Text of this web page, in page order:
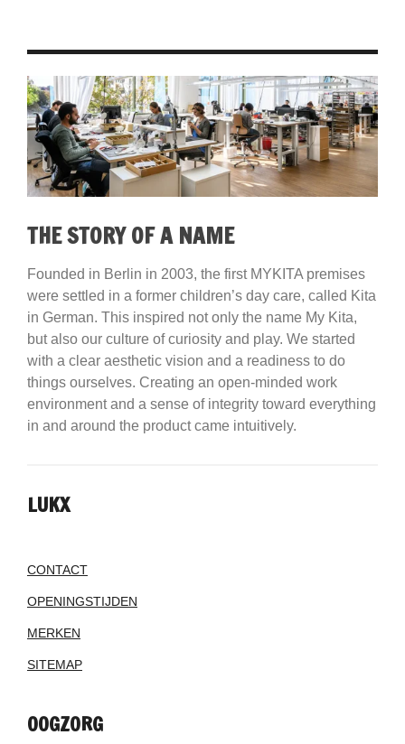
THE STORY OF A NAME
Founded in Berlin in 2003, the first MYKITA premises
were settled in a former children’s day care, called Kita
in German. This inspired not only the name My Kita,
but also our culture of curiosity and play. We started
with a clear aesthetic vision and a readiness to do
things ourselves. Creating an open-minded work
environment and a sense of integrity toward everything
in and around the product came intuitively.
LUKX
CONTACT
OPENINGSTIJDEN
MERKEN
SITEMAP
OOGZORG